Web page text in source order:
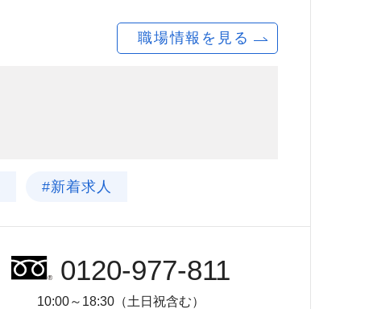
職場情報を見る
#新着求人
0120-977-811
10:00～18:30（土日祝含む）